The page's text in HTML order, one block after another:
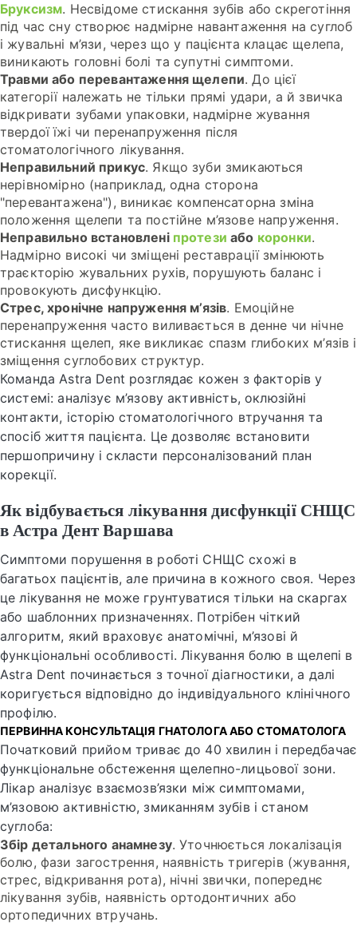
Бруксизм. Несвідоме стискання зубів або скреготіння
під час сну створює надмірне навантаження на суглоб
і жувальні м’язи, через що у пацієнта клацає щелепа,
виникають головні болі та супутні симптоми.
Травми або перевантаження щелепи. До цієї
категорії належать не тільки прямі удари, а й звичка
відкривати зубами упаковки, надмірне жування
твердої їжі чи перенапруження після
стоматологічного лікування.
Неправильний прикус. Якщо зуби змикаються
нерівномірно (наприклад, одна сторона
"перевантажена"), виникає компенсаторна зміна
положення щелепи та постійне м’язове напруження.
Неправильно встановлені протези або коронки.
Надмірно високі чи зміщені реставрації змінюють
траєкторію жувальних рухів, порушують баланс і
провокують дисфункцію.
Стрес, хронічне напруження м’язів. Емоційне
перенапруження часто виливається в денне чи нічне
стискання щелеп, яке викликає спазм глибоких м’язів і
зміщення суглобових структур.
Команда Astra Dent розглядає кожен з факторів у
системі: аналізує м’язову активність, оклюзійні
контакти, історію стоматологічного втручання та
спосіб життя пацієнта. Це дозволяє встановити
першопричину і скласти персоналізований план
корекції.
Як відбувається лікування дисфункції СНЩС
в Астра Дент Варшава
Симптоми порушення в роботі СНЩС схожі в
багатьох пацієнтів, але причина в кожного своя. Через
це лікування не може грунтуватися тільки на скаргах
або шаблонних призначеннях. Потрібен чіткий
алгоритм, який враховує анатомічні, м’язові й
функціональні особливості. Лікування болю в щелепі в
Astra Dent починається з точної діагностики, а далі
коригується відповідно до індивідуального клінічного
профілю.
ПЕРВИННА КОНСУЛЬТАЦІЯ ГНАТОЛОГА АБО СТОМАТОЛОГА
Початковий прийом триває до 40 хвилин і передбачає
функціональне обстеження щелепно-лицьової зони.
Лікар аналізує взаємозв’язки між симптомами,
м’язовою активністю, змиканням зубів і станом
суглоба:
Збір детального анамнезу. Уточнюється локалізація
болю, фази загострення, наявність тригерів (жування,
стрес, відкривання рота), нічні звички, попереднє
лікування зубів, наявність ортодонтичних або
ортопедичних втручань.